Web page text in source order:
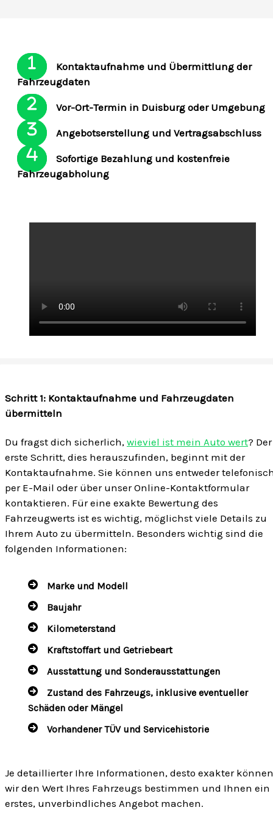
Kontaktaufnahme und Übermittlung der
Fahrzeugdaten
Vor-Ort-Termin in Duisburg oder Umgebung
Angebotserstellung und Vertragsabschluss
Sofortige Bezahlung und kostenfreie
Fahrzeugabholung
Schritt 1: Kontaktaufnahme und Fahrzeugdaten
übermitteln
Du fragst dich sicherlich, wieviel ist mein Auto wert? Der
erste Schritt, dies herauszufinden, beginnt mit der
Kontaktaufnahme. Sie können uns entweder
per E-Mail oder über unser Online-Kontaktformular
kontaktieren. Für eine exakte Bewertung des
Fahrzeugwerts ist es wichtig, möglichst viele Details zu
Ihrem Auto zu übermitteln. Besonders wichtig sind die
folgenden Informationen:
Marke und Modell
Baujahr
Kilometerstand
Kraftstoffart und Getriebeart
Ausstattung und Sonderausstattungen
Zustand des Fahrzeugs, inklusive eventueller
Schäden oder Mängel
Vorhandener TÜV und Servicehistorie
Je detaillierter Ihre Informationen, desto exakter können
wir den Wert Ihres Fahrzeugs bestimmen und Ihnen ein
erstes, unverbindliches Angebot machen.